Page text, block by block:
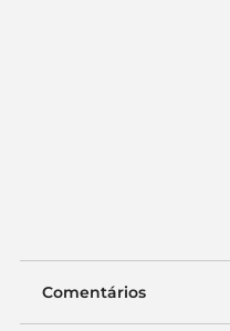
Comentários